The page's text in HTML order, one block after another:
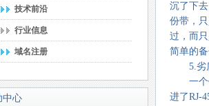
技术前沿
行业信息
域名注册
中心
沉了下
份带，
过，而
简单的
5.劣
一个银
进了RJ-